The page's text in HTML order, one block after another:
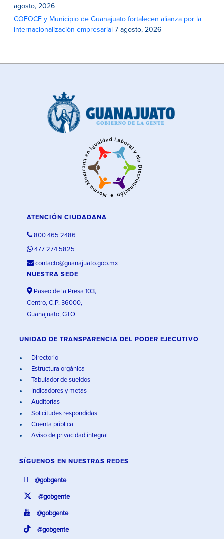
agosto, 2026
COFOCE y Municipio de Guanajuato fortalecen alianza por la
internacionalización empresarial 7 agosto, 2026
ATENCIÓN CIUDADANA
800 465 2486
477 274 5825
contacto@guanajuato.gob.mx
NUESTRA SEDE
Paseo de la Presa 103,
Centro, C.P. 36000,
Guanajuato, GTO.
UNIDAD DE TRANSPARENCIA DEL PODER EJECUTIVO
Directorio
Estructura orgánica
Tabulador de sueldos
Indicadores y metas
Auditorías
Solicitudes respondidas
Cuenta pública
Aviso de privacidad integral
SÍGUENOS EN NUESTRAS REDES
@gobgente
@gobgente
@gobgente
@gobgente